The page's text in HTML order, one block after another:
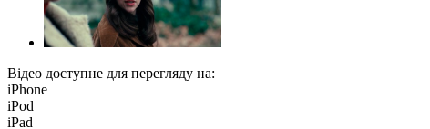
Відео доступне для перегляду на:
iPhone
iPod
iPad